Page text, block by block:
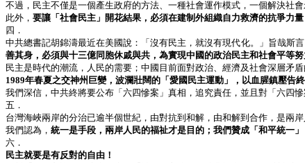
不過，民主不僅是一個產生政府的方法、一種社會運作模式，一個解決社
此外， 要讓「社會民主」開花結果，必須在建制外組織自力救濟的抗爭力量
四．
中共總書記胡錦濤最近在美國說：「沒有民主，就沒有現代化。」旨哉斯
善其身，必須與十三億同胞休戚與共，為實現中國的政治民主和社會平等努
民主是時代的潮流，人民的需要；中國目前面對政治、經濟及社會深層矛
1989年春夏之交神州巨變，波瀾壯闊的「愛國民主運動」，以血腥鎮壓告
我們深信，中共終將要公布「六四慘案」真相，追究責任，並且對「六四
五．
台灣海峽兩岸的分治已逾半個世紀，由對抗到和解，由和解到合作，是兩
我們認為， 統一是手段，兩岸人民的福祉才是目的；我們贊成「和平統一」
六．
民主就要是有反對的自由！